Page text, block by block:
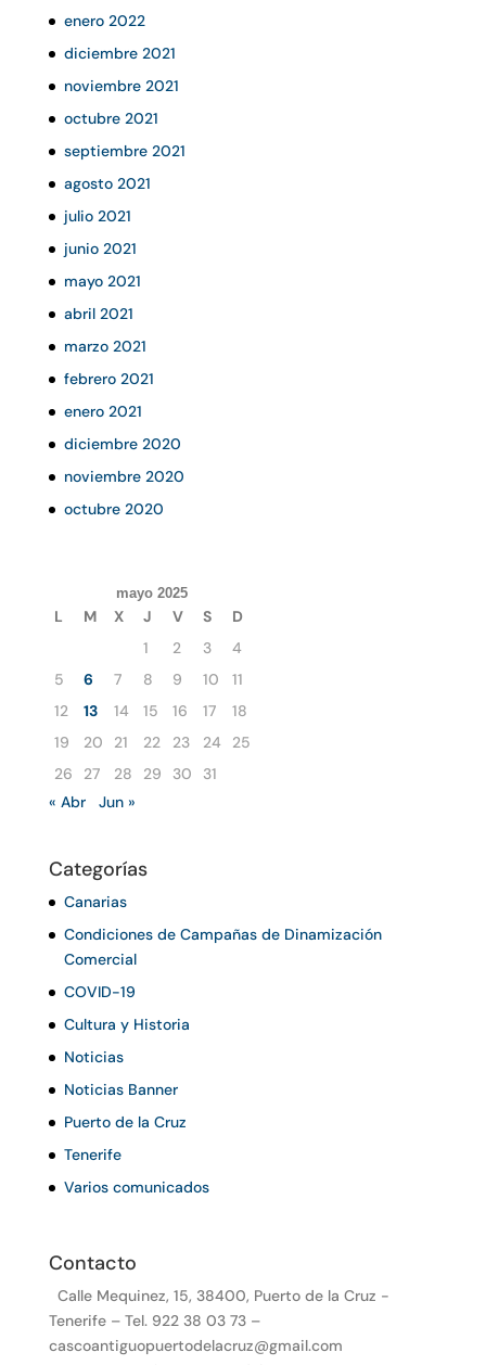
enero 2022
diciembre 2021
noviembre 2021
octubre 2021
septiembre 2021
agosto 2021
julio 2021
junio 2021
mayo 2021
abril 2021
marzo 2021
febrero 2021
enero 2021
diciembre 2020
noviembre 2020
octubre 2020
mayo 2025
L M X J V S
D
1
2 3
4
5
6 7 8 9 10
11
12
13 14 15 16 17
18
19
20 21 22 23 24
25
26
27 28 29 30
31
« Abr
Jun »
Categorías
Canarias
Condiciones de Campañas de Dinamización
Comercial
COVID-19
Cultura y Historia
Noticias
Noticias Banner
Puerto de la Cruz
Tenerife
Varios comunicados
Contacto
Calle Mequinez, 15, 38400, Puerto de la Cruz -
Tenerife – Tel. 922 38 03 73 –
cascoantiguopuertodelacruz@gmail.com